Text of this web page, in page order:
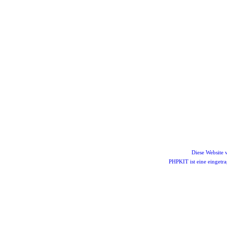
Diese Website
PHPKIT ist eine